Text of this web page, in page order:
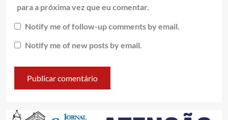
para a próxima vez que eu comentar.
Notify me of follow-up comments by email.
Notify me of new posts by email.